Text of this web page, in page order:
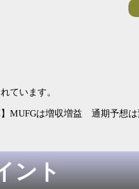
ています。
】MUFGは増収増益 通期予想
ント